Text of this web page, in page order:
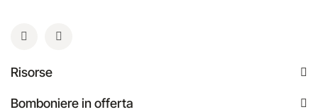
Risorse
Bomboniere in offerta